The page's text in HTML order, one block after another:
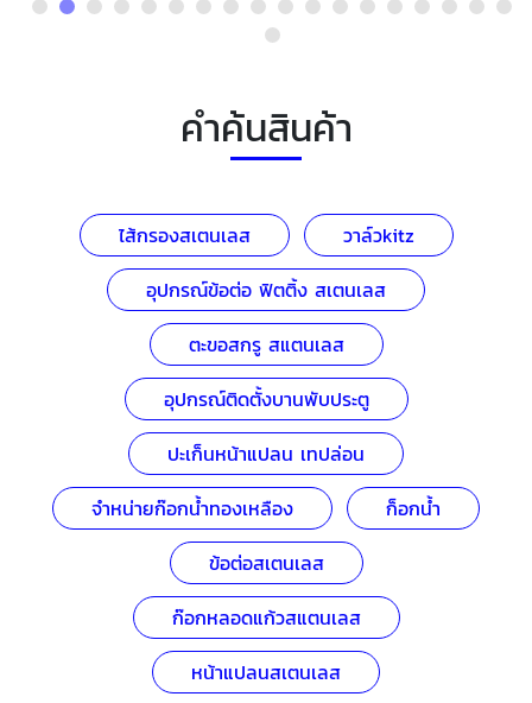
คำค้นสินค้า
ไส้กรองสเตนเลส
วาล์วkitz
อุปกรณ์ข้อต่อ ฟิตติ้ง สเตนเลส
ตะขอสกรู สแตนเลส
อุปกรณ์ติดตั้งบานพับประตู
ปะเก็นหน้าแปลน เทปล่อน
จำหน่ายก๊อกน้ำทองเหลือง
ก็อกน้ำ
ข้อต่อสเตนเลส
ก๊อกหลอดแก้วสแตนเลส
หน้าแปลนสเตนเลส